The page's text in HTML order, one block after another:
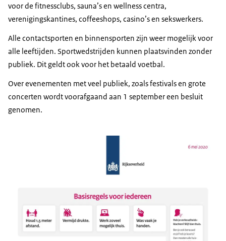
voor de fitnessclubs, sauna’s en wellness centra,
verenigingskantines, coffeeshops, casino’s en sekswerkers.
Alle contactsporten en binnensporten zijn weer mogelijk voor
alle leeftijden. Sportwedstrijden kunnen plaatsvinden zonder
publiek. Dit geldt ook voor het betaald voetbal.
Over evenementen met veel publiek, zoals festivals en grote
concerten wordt voorafgaand aan 1 september een besluit
genomen.